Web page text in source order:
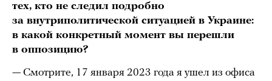
тех, кто не следил подробно
за внутриполитической ситуацией в Украине:
в какой конкретный момент вы перешли
в оппозицию?
— Смотрите, 17 января 2023 года я ушел из офиса